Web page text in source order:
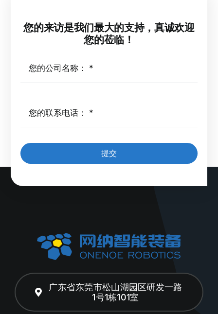
您的来访是我们最大的支持，真诚欢迎
您的莅临！
提交
广东省东莞市松山湖园区研发一路
1号1栋101室